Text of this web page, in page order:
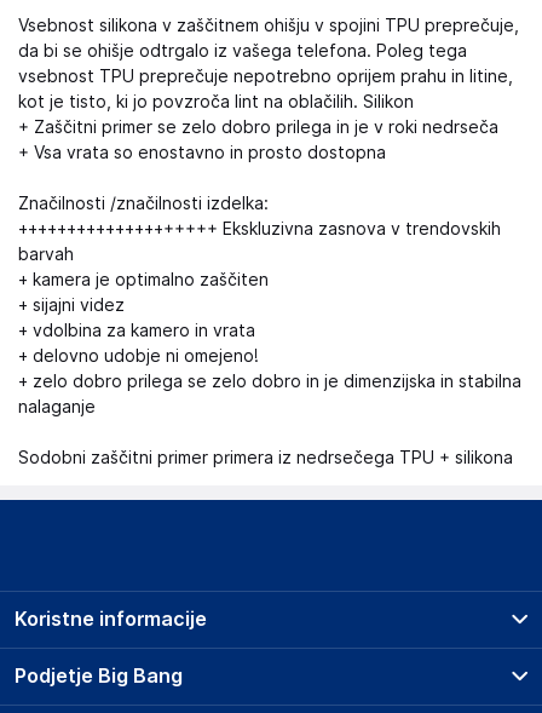
Vsebnost silikona v zaščitnem ohišju v spojini TPU preprečuje,
da bi se ohišje odtrgalo iz vašega telefona. Poleg tega
vsebnost TPU preprečuje nepotrebno oprijem prahu in litine,
kot je tisto, ki jo povzroča lint na oblačilih. Silikon
+ Zaščitni primer se zelo dobro prilega in je v roki nedrseča
+ Vsa vrata so enostavno in prosto dostopna
Značilnosti /značilnosti izdelka:
++++++++++++++++++++ Ekskluzivna zasnova v trendovskih
barvah
+ kamera je optimalno zaščiten
+ sijajni videz
+ vdolbina za kamero in vrata
+ delovno udobje ni omejeno!
+ zelo dobro prilega se zelo dobro in je dimenzijska in stabilna
nalaganje
Sodobni zaščitni primer primera iz nedrsečega TPU + silikona
Podjetje Big Bang
Koristne informacije
Prodajna mesta